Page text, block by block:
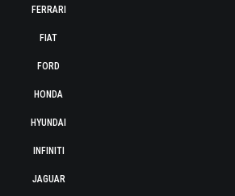
FERRARI
FIAT
FORD
HONDA
HYUNDAI
INFINITI
JAGUAR